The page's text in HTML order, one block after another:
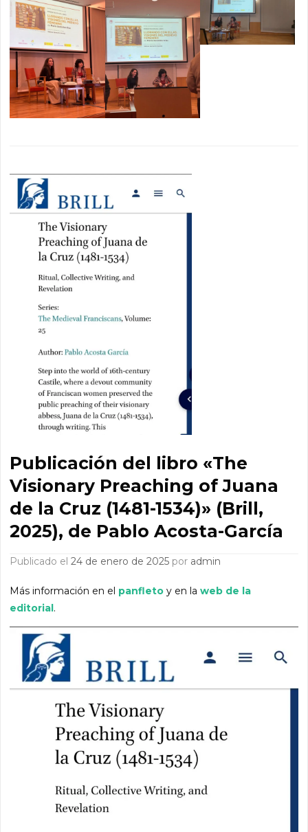
Publicación del libro «The
Visionary Preaching of Juana
de la Cruz (1481-1534)» (Brill,
2025), de Pablo Acosta-García
Publicado el24 de enero de 2025 por admin
Más información en el panfleto y en laweb de la
editorial.